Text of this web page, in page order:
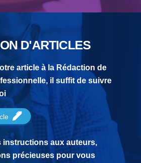
D'ARTICLES
article à la Rédaction de
il suffit de suivre
instructions aux auteurs,
précieuses pour vous